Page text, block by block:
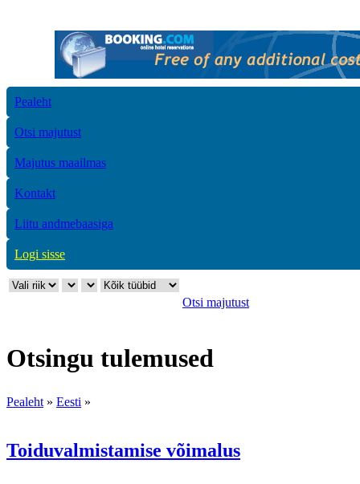
Pealeht
Otsi majutust
Majutus maailmas
Kontakt
Liitu andmebaasiga
Logi sisse
Otsi majutust
Otsingu tulemused
Pealeht » Eesti »
Toiduvalmistamise võimalus